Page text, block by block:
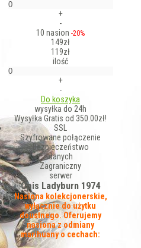
+
-
10 nasion -20%
149zł
119zł
ilość
+
-
Do koszyka
wysyłka do 24h
Wysyłka Gratis od 350.00zł!
SSL
Szyfrowane połączenie
Bezpieczeństwo
danych
Zagraniczny
serwer
Opis Ladyburn 1974
Nasiona kolekcjonerskie,
wyłącznie do użytku
doustnego. Oferujemy
nasiona z odmiany
marihuany o cechach: